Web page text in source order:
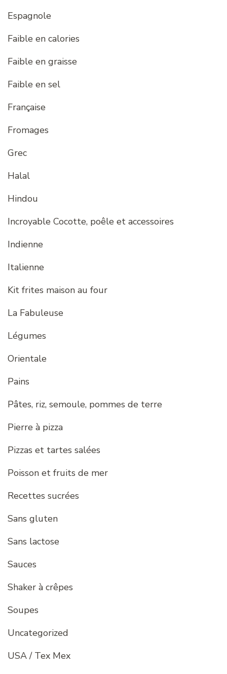
Espagnole
Faible en calories
Faible en graisse
Faible en sel
Française
Fromages
Grec
Halal
Hindou
Incroyable Cocotte, poêle et accessoires
Indienne
Italienne
Kit frites maison au four
La Fabuleuse
Légumes
Orientale
Pains
Pâtes, riz, semoule, pommes de terre
Pierre à pizza
Pizzas et tartes salées
Poisson et fruits de mer
Recettes sucrées
Sans gluten
Sans lactose
Sauces
Shaker à crêpes
Soupes
Uncategorized
USA / Tex Mex